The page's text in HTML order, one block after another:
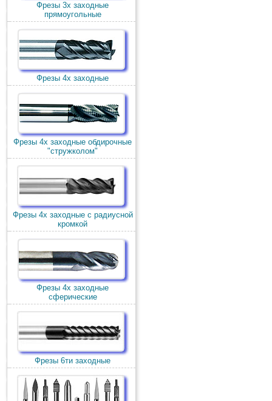
Фрезы 3х заходные
прямоугольные
Фрезы 4х заходные
Фрезы 4х заходные обдирочные
"стружколом"
Фрезы 4х заходные с радиусной
кромкой
Фрезы 4х заходные
сферические
Фрезы 6ти заходные